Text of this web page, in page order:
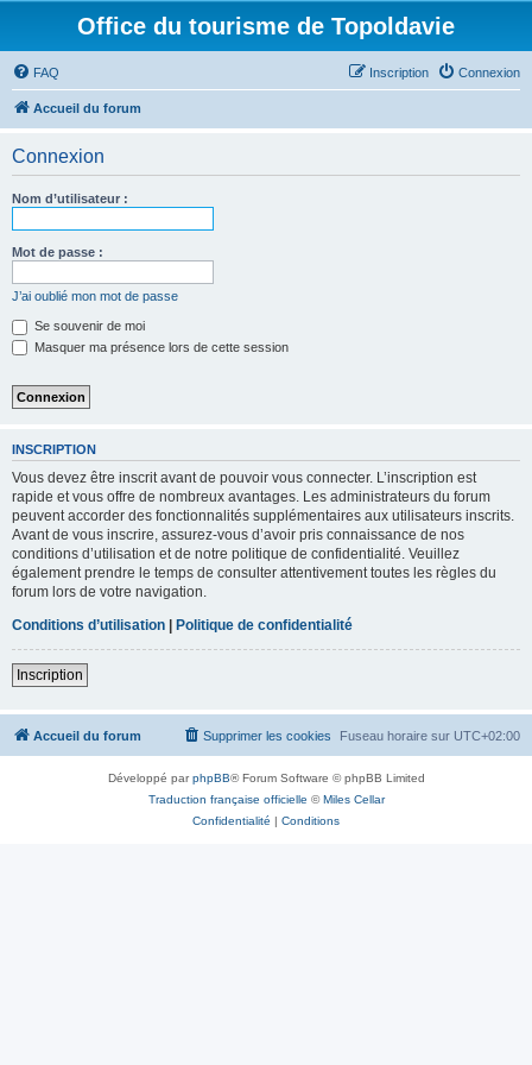
Office du tourisme de Topoldavie
FAQ Connexion
Inscription
Accueil du forum
Connexion
Nom d’utilisateur :
Mot de passe :
J’ai oublié mon mot de passe
Se souvenir de moi
Masquer ma présence lors de cette session
INSCRIPTION
Vous devez être inscrit avant de pouvoir vous connecter. L’inscription est
rapide et vous offre de nombreux avantages. Les administrateurs du forum
peuvent accorder des fonctionnalités supplémentaires aux utilisateurs inscrits.
Avant de vous inscrire, assurez-vous d’avoir pris connaissance de nos
conditions d’utilisation et de notre politique de confidentialité. Veuillez
également prendre le temps de consulter attentivement toutes les règles du
forum lors de votre navigation.
Conditions d’utilisation | Politique de confidentialité
Inscription
Accueil du forum Fuseau horaire sur UTC+02:00
Supprimer les cookies
Développé parphpBB® Forum Software © phpBB Limited
Traduction française officielle ©Miles Cellar
Confidentialité | Conditions